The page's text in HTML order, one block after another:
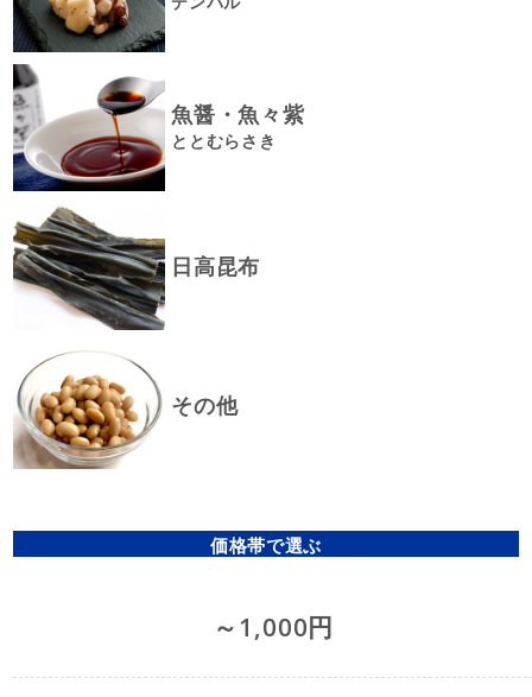
魚醤・魚々紫
ととむらさき
日高昆布
その他
価格帯で選ぶ
～1,000円